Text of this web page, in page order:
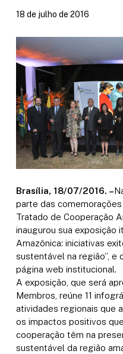
18 de julho de 2016
Brasília, 18/07/2016. –
parte das
Tratado de Cooperação
inaugurou sua exposição
Amazônica: iniciativas
sustentável na região”, e
página web institucional.
A exposição, que será
Membros, reúne 11
atividades regionais que
os impactos positivos
cooperação têm na
sustentável da região